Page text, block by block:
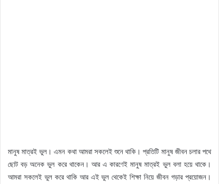
মানুষ মাত্রই ভুল। এমন কথা আমরা সকলেই শুনে থাকি। প্রতিটি মানুষ জীবন চলার পথে
ছোট বড় অনেক ভুল করে থাকেন। আর এ কারণেই মানুষ মাত্রই ভুল বলা হয়ে থাকে।
আমরা সকলেই ভুল করে থাকি আর এই ভুল থেকেই শিক্ষা নিয়ে জীবন গড়ার প্রয়োজন।